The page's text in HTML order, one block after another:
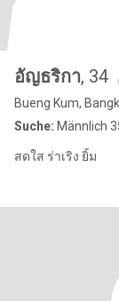
อัญธริกา, 34
Bueng Kum,
Suche: Männlich
สดใส ร่าเริง ยิ้ม